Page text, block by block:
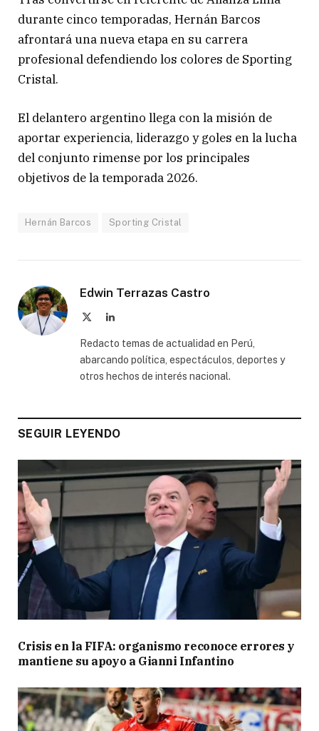
durante cinco temporadas, Hernán Barcos
afrontará una nueva etapa en su carrera
profesional defendiendo los colores de Sporting
Cristal.
El delantero argentino llega con la misión de
aportar experiencia, liderazgo y goles en la lucha
del conjunto rimense por los principales
objetivos de la temporada 2026.
Hernán Barcos Sporting Cristal
Edwin Terrazas Castro
LinkedIn
Redacto temas de actualidad en Perú,
abarcando política, espectáculos, deportes y
otros hechos de interés nacional.
SEGUIR LEYENDO
Crisis en la FIFA: organismo reconoce errores y
mantiene su apoyo a Gianni Infantino